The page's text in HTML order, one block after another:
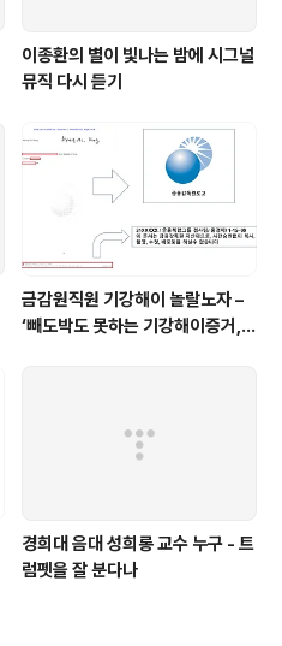
이종환의 별이 빛나는 밤에 시그널
뮤직 다시 듣기
금감원직원 기강해이 놀랄노자 –
‘빼도박도 못하는 기강해이증거,
경희대 음대 성희롱 교수 누구 - 트
럼펫을 잘 분다나